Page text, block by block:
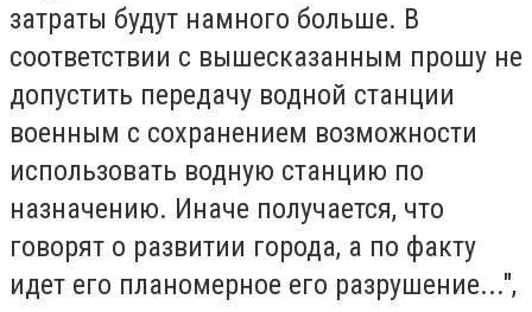
затраты будут намного больше. В
соответствии с вышесказанным прошу не
допустить передачу водной станции
военным с сохранением возможности
использовать водную станцию по
назначению. Иначе получается, что
говорят о развитии города, а по факту
идет его планомерное его разрушение...",